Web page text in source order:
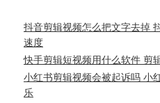
抖音剪辑视频怎么把文字去掉
速度
快手剪辑短视频用什么软件 剪
小红书剪辑视频会被起诉吗 小
乐